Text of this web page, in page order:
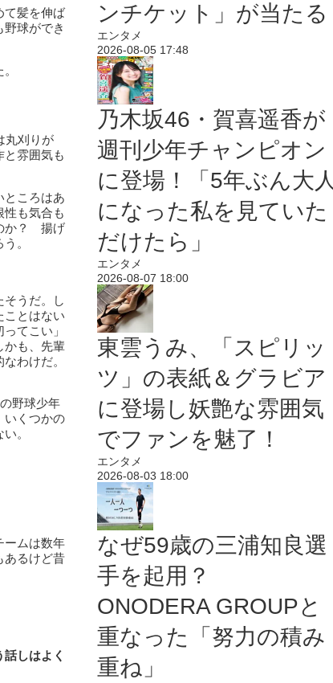
て髪を伸ば
球ができ
丸刈りが
雰囲気も
ところはあ
も気合も
か？ 揚げ
。
そうだ。し
ことはない
てこい」
かも、先輩
わけだ。
野球少年
いくつかの
。
ームは数年
あるけど昔
しはよく
ンチケット」が当たる
エンタメ
2026-08-05 17:48
乃木坂46・賀喜遥香が
週刊少年チャンピオン
に登場！「5年ぶん大人
になった私を見ていた
だけたら」
エンタメ
2026-08-07 18:00
東雲うみ、「スピリッ
ツ」の表紙＆グラビア
に登場し妖艶な雰囲気
でファンを魅了！
エンタメ
2026-08-03 18:00
なぜ59歳の三浦知良選
手を起用？
ONODERA GROUPと
重なった「努力の積み
重ね」